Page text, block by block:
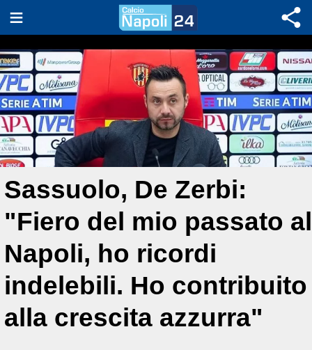
Sassuolo, De Zerbi:
"Fiero del mio passato al
Napoli, ho ricordi
indelebili. Ho contribuito
alla crescita azzurra"